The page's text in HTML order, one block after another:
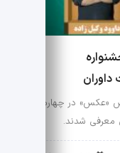
«عکس» در چهارمین
معرفی شدند.